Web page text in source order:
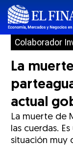
Colaborador
La
actual
La muerte de
las cuerdas.
situación muy